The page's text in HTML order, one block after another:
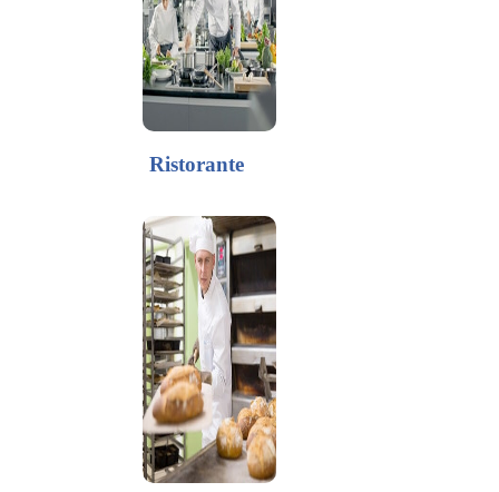
Ristorante